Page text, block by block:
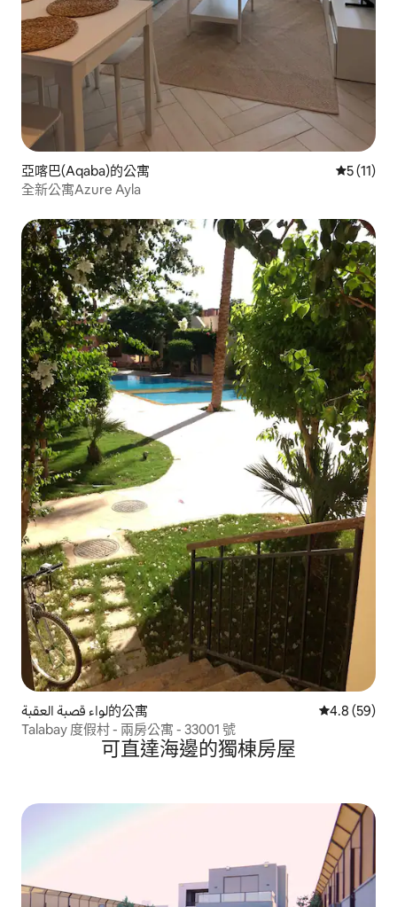
亞喀巴(Aqaba)的公寓 從 11 則
5 (11)
全新公寓Azure Ayla
لواء قصبة العقبة的公寓 從 59 則評
4.8 (59)
Talabay 度假村 - 兩房公寓 - 33001 號
可直達海邊的獨棟房屋